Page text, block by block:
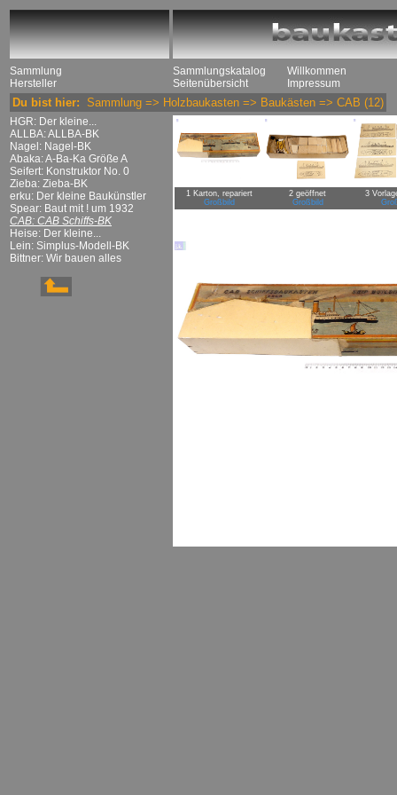
Sammlung
Hersteller
Sammlungskatalog
Seitenübersicht
Willkommen
Impressum
Du bist hier: Sammlung => Holzbaukasten => Baukästen => CAB (12)
HGR: Der kleine...
ALLBA: ALLBA-BK
Nagel: Nagel-BK
Abaka: A-Ba-Ka Größe A
Seifert: Konstruktor No. 0
Zieba: Zieba-BK
erku: Der kleine Baukünstler
Spear: Baut mit ! um 1932
CAB: CAB Schiffs-BK
Heise: Der kleine...
Lein: Simplus-Modell-BK
Bittner: Wir bauen alles
1 Karton, repariert
Großbild
2 geöffnet
Großbild
3